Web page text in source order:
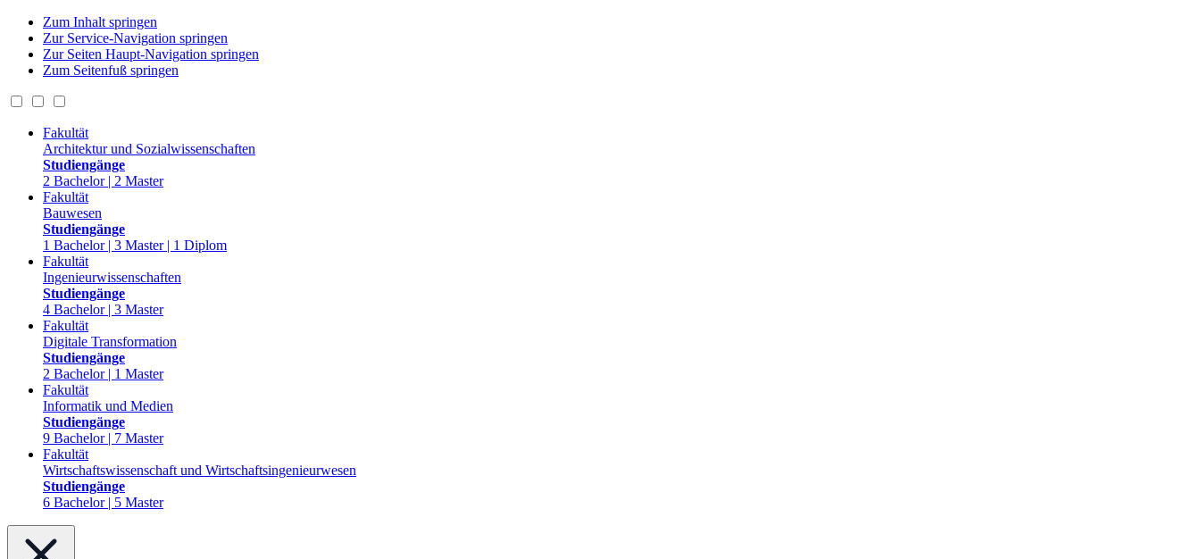
Zum Inhalt springen
Zur Service-Navigation springen
Zur Seiten Haupt-Navigation springen
Zum Seitenfuß springen
Fakultät
Architektur und Sozialwissenschaften
Studiengänge
2 Bachelor | 2 Master
Fakultät
Bauwesen
Studiengänge
1 Bachelor | 3 Master | 1 Diplom
Fakultät
Ingenieurwissenschaften
Studiengänge
4 Bachelor | 3 Master
Fakultät
Digitale Transformation
Studiengänge
2 Bachelor | 1 Master
Fakultät
Informatik und Medien
Studiengänge
9 Bachelor | 7 Master
Fakultät
Wirtschaftswissenschaft und Wirtschaftsingenieurwesen
Studiengänge
6 Bachelor | 5 Master